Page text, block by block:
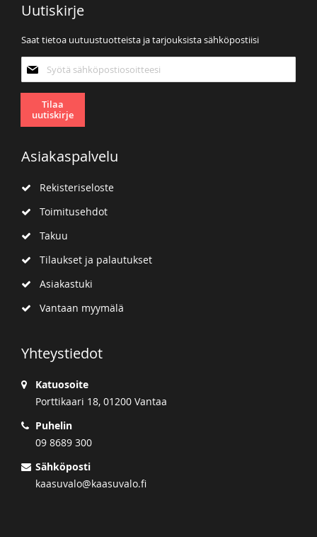
Uutiskirje
Saat tietoa uutuustuotteista ja tarjouksista sähköpostiisi
uutiskirjeemme:
Tilaa
uutiskirje
Asiakaspalvelu
Rekisteriseloste
Toimitusehdot
Takuu
Tilaukset ja palautukset
Asiakastuki
Vantaan myymälä
Yhteystiedot
Katuosoite
Porttikaari 18, 01200 Vantaa
Puhelin
09 8689 300
Sähköposti
kaasuvalo@kaasuvalo.fi